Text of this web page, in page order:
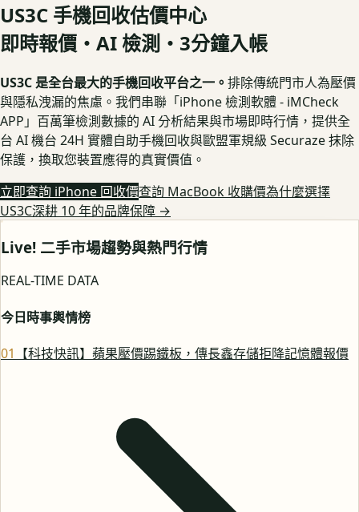
US3C 手機回收估價中心
即時報價・AI 檢測・3分鐘入帳
US3C 是全台最大的手機回收平台之一。 排除傳統門市人為壓價
與隱私洩漏的焦慮。我們串聯「iPhone 檢測軟體 - iMCheck
APP」百萬筆檢測數據的 AI 分析結果與市場即時行情，提供全
台 AI 機台 24H 實體自助手機回收與歐盟軍規級 Securaze 抹除
保護，換取您裝置應得的真實價值。
立即查詢 iPhone 回收價查詢 MacBook 收購價為什麼選擇
US3C深耕 10 年的品牌保障 →
Live! 二手市場趨勢與熱門行情
REAL-TIME DATA
今日時事輿情榜
01 【科技快訊】蘋果壓價踢鐵板，傳長鑫存儲拒降記憶體報價